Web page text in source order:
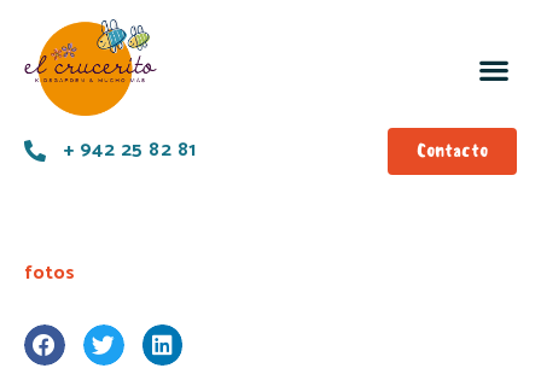
+ 942 25 82 81 Contacto
fotos